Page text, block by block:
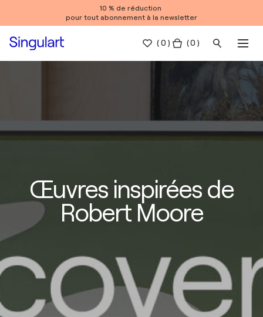
10 % de réduction
pour tout abonnement à la newsletter
(0 ) ( 0 )
Œuvres inspirées de
Robert Moore